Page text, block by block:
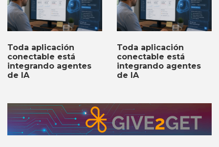
Toda aplicación
conectable está
integrando agentes
de IA
Toda aplicación
conectable está
integrando agentes
de IA